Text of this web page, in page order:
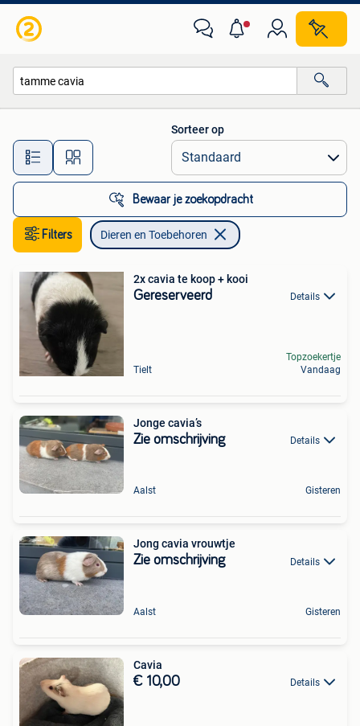
Alle afstanden…
Sorteer op
Bewaar je zoekopdracht
Filters Dieren en Toebehoren
2x cavia te koop + kooi
Gereserveerd Details
Tielt
Topzoekertje
Vandaag
Jonge cavia’s
Zie omschrijving Details
Aalst Gisteren
Jong cavia vrouwtje
Zie omschrijving Details
Aalst Gisteren
Cavia
€ 10,00 Details